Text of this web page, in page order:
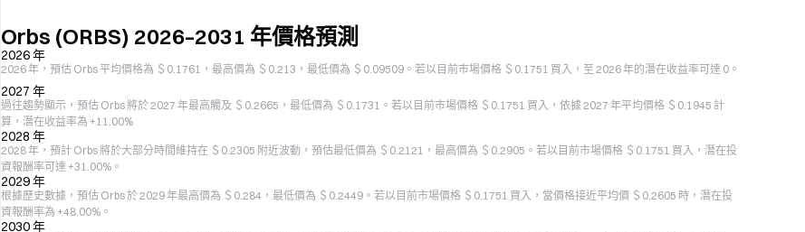
Orbs (ORBS) 2026–2031 年價格預測
2026 年
2026 年，預估 Orbs 平均價格為 ＄0.1761，最高價為 ＄0.213，最低價為 ＄0.09509。若以目前市場價格 ＄0.1751 買入，至 2026 年的潛在收益率可達 0。
2027 年
過往趨勢顯示，預估 Orbs 將於 2027 年最高觸及 ＄0.2665，最低價為 ＄0.1731。若以目前市場價格 ＄0.1751 買入，依據 2027 年平均價格 ＄0.1945 計
算，潛在收益率為 +11.00%
2028 年
2028 年，預計 Orbs 將於大部分時間維持在 ＄0.2305 附近波動，預估最低價為 ＄0.2121，最高價為 ＄0.2905。若以目前市場價格 ＄0.1751 買入，潛在投
資報酬率可達 +31.00%。
2029 年
根據歷史數據，預估 Orbs 於 2029 年最高價為 ＄0.284，最低價為 ＄0.2449。若以目前市場價格 ＄0.1751 買入，當價格接近平均價 ＄0.2605 時，潛在投
資報酬率為 +48.00%。
2030 年